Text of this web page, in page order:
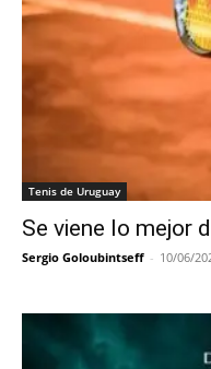
Tenis de Uruguay
Se viene lo mejor
Sergio Goloubintseff - 10/06/